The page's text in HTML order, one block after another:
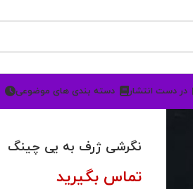
در دست انتشار دسته بندی های موضوعی
نگرشی ژرف به یی چینگ
تماس بگیرید